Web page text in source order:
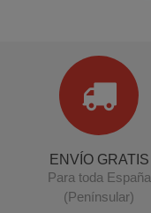
ENVÍO GRATIS
Para toda España
(Penínsular)